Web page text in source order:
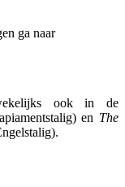
ga naar
ook in de
en The